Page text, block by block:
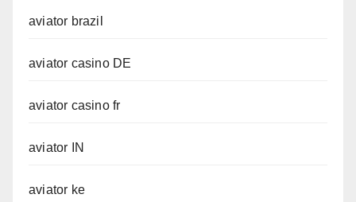
aviator brazil
aviator casino DE
aviator casino fr
aviator IN
aviator ke